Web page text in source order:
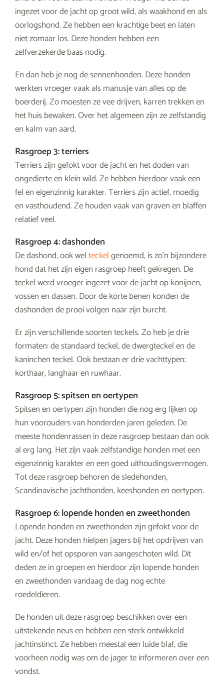
ingezet voor de jacht op groot wild, als waakhond en als
oorlogshond. Ze hebben een krachtige beet en laten
niet zomaar los. Deze honden hebben een
zelfverzekerde baas nodig.
En dan heb je nog de sennenhonden. Deze honden
werkten vroeger vaak als manusje van alles op de
boerderij. Zo moesten ze vee drijven, karren trekken en
het huis bewaken. Over het algemeen zijn ze zelfstandig
en kalm van aard.
Rasgroep 3: terriers
Terriers zijn gefokt voor de jacht en het doden van
ongedierte en klein wild. Ze hebben hierdoor vaak een
fel en eigenzinnig karakter. Terriers zijn actief, moedig
en vasthoudend. Ze houden vaak van graven en blaffen
relatief veel.
Rasgroep 4: dashonden
De dashond, ook welteckelgenoemd, is zo’n bijzondere
hond dat het zijn eigen rasgroep heeft gekregen. De
teckel werd vroeger ingezet voor de jacht op konijnen,
vossen en dassen. Door de korte benen konden de
dashonden de prooi volgen naar zijn burcht.
Er zijn verschillende soorten teckels. Zo heb je drie
formaten: de standaard teckel, de dwergteckel en de
kaninchen teckel. Ook bestaan er drie vachttypen:
korthaar, langhaar en ruwhaar.
Rasgroep 5: spitsen en oertypen
Spitsen en oertypen zijn honden die nog erg lijken op
hun voorouders van honderden jaren geleden. De
meeste hondenrassen in deze rasgroep bestaan dan ook
al erg lang. Het zijn vaak zelfstandige honden met een
eigenzinnig karakter en een goed uithoudingsvermogen.
Tot deze rasgroep behoren de sledehonden,
Scandinavische jachthonden, keeshonden en oertypen.
Rasgroep 6: lopende honden en zweethonden
Lopende honden en zweethonden zijn gefokt voor de
jacht. Deze honden hielpen jagers bij het opdrijven van
wild en/of het opsporen van aangeschoten wild. Dit
deden ze in groepen en hierdoor zijn lopende honden
en zweethonden vandaag de dag nog echte
roedeldieren.
De honden uit deze rasgroep beschikken over een
uitstekende neus en hebben een sterk ontwikkeld
jachtinstinct. Ze hebben meestal een luide blaf, die
voorheen nodig was om de jager te informeren over een
vondst.